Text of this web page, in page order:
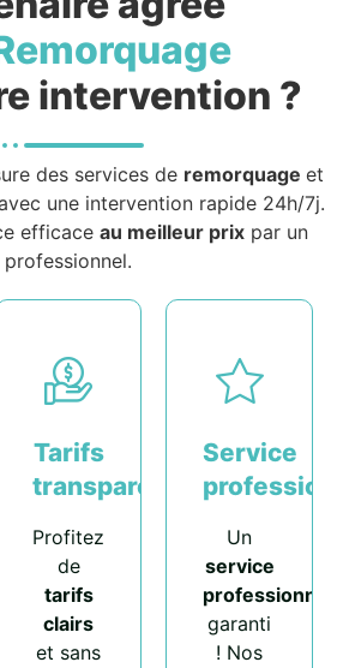
intervention ?
des services de remorquage et
une intervention rapide 24h/7j.
efficace au meilleur prixpar un
professionnel.
Tarifs
transparents
Profitez
de
tarifs
clairs
et sans
Service
Un
service
professionnel
garanti
! Nos